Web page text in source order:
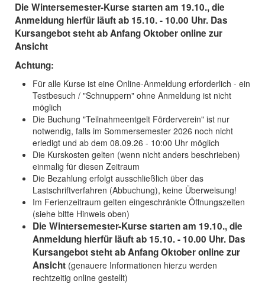
Die Wintersemester-Kurse starten am 19.10., die
Anmeldung hierfür läuft ab 15.10. - 10.00 Uhr. Das
Kursangebot steht ab Anfang Oktober online zur
Ansicht
Achtung:
Für alle Kurse ist eine Online-Anmeldung erforderlich - ein
Testbesuch / "Schnuppern" ohne Anmeldung ist nicht
möglich
Die Buchung "Teilnahmeentgelt Förderverein" ist nur
notwendig, falls im Sommersemester 2026 noch nicht
erledigt und ab dem 08.09.26 - 10:00 Uhr möglich
Die Kurskosten gelten (wenn nicht anders beschrieben)
einmalig für diesen Zeitraum
Die Bezahlung erfolgt ausschließlich über das
Lastschriftverfahren (Abbuchung), keine Überweisung!
Im Ferienzeitraum gelten eingeschränkte Öffnungszeiten
(siehe bitte Hinweis oben)
Die Wintersemester-Kurse starten am 19.10., die
Anmeldung hierfür läuft ab 15.10. - 10.00 Uhr. Das
Kursangebot steht ab Anfang Oktober online zur
Ansicht (genauere Informationen hierzu werden
rechtzeitig online gestellt)